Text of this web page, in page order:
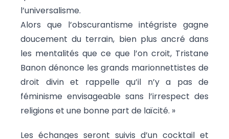
l’universalisme.
Alors que l’obscurantisme intégriste gagne
doucement du terrain, bien plus ancré dans
les mentalités que ce que l’on croit, Tristane
Banon dénonce les grands marionnettistes de
droit divin et rappelle qu’il n’y a pas de
féminisme envisageable sans l’irrespect des
religions et une bonne part de laïcité. »
Les échanges seront suivis d’un cocktail et